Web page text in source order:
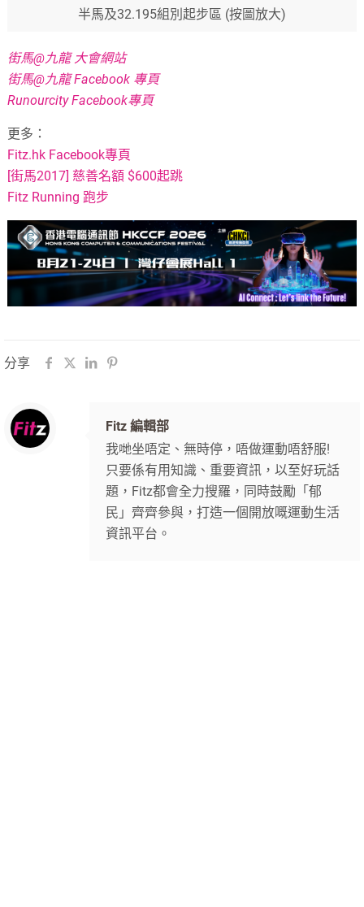
半馬及32.195組別起步區 (按圖放大)
街馬@九龍 大會網站
街馬@九龍 Facebook 專頁
Runourcity Facebook專頁
更多：
Fitz.hk Facebook專頁
[街馬2017] 慈善名額 $600起跳
Fitz Running 跑步
分享
Fitz 編輯部
我哋坐唔定、無時停，唔做運動唔舒服!
只要係有用知識、重要資訊，以至好玩話
題，Fitz都會全力搜羅，同時鼓勵「郁
民」齊齊參與，打造一個開放嘅運動生活
資訊平台。